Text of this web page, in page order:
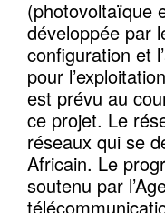
(photovoltaïque
développée par
configuration et
pour
est prévu au
ce projet. Le
réseaux qui se
Africain. Le
soutenu par